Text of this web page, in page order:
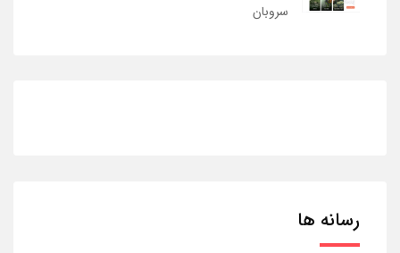
سروبان
رسانه ها